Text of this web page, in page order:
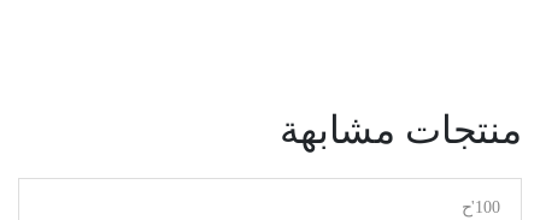
منتجات مشابهة
100'ح